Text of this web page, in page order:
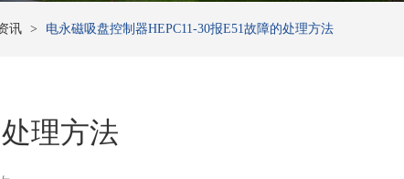
讯 > 电永磁吸盘控制器HEPC11-30报E51故障的处理方法
理方法